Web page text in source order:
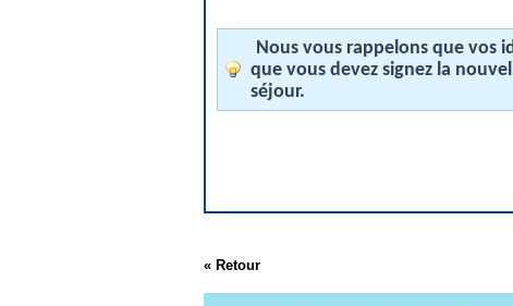
Nous vous rappelons que vos
que vous devez signez la
séjour.
« Retour